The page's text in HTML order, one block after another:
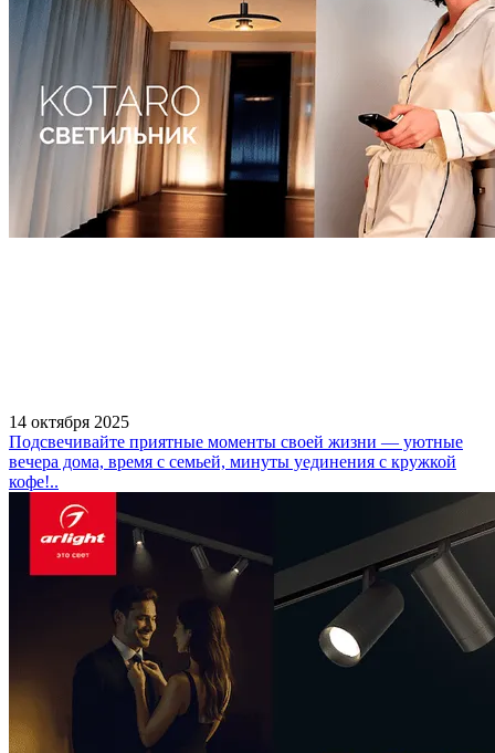
14 октября 2025
Подсвечивайте приятные моменты своей жизни — уютные
вечера дома, время с семьей, минуты уединения с кружкой
кофе!..